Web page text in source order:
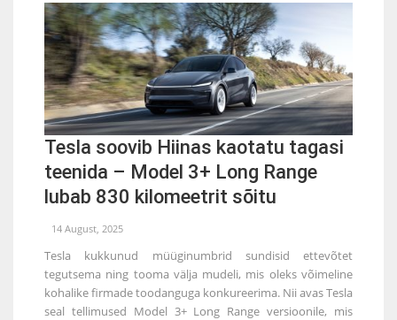
Tesla soovib Hiinas kaotatu tagasi
teenida – Model 3+ Long Range
lubab 830 kilomeetrit sõitu
14 August, 2025
Tesla kukkunud müüginumbrid sundisid ettevõtet
tegutsema ning tooma välja mudeli, mis oleks võimeline
kohalike firmade toodanguga konkureerima. Nii avas Tesla
seal tellimused Model 3+ Long Range versioonile, mis